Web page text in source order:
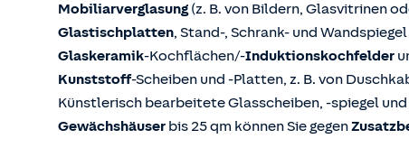
Mobiliarverglasung(z. B. von Bildern, Glasvitrinen
Glastischplatten, Stand-, Schrank- und Wandspiegel
Glaskeramik-Kochflächen/-Induktionskochfelder
Kunststoff-Scheiben und -Platten, z. B. von
Künstlerisch bearbeitete Glasscheiben, -spiegel
Gewächshäuser bis 25 qm können Sie gegen